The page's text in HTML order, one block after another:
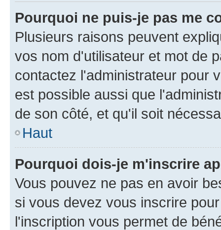
Pourquoi ne puis-je pas me
Plusieurs raisons peuvent
vos nom d'utilisateur et mot de
contactez l'administrateur pour
est possible aussi que
de son côté, et qu'il soit
Haut
Pourquoi dois-je m'inscrire
Vous pouvez ne pas en avoir
si vous devez vous inscrire
l'inscription vous permet de